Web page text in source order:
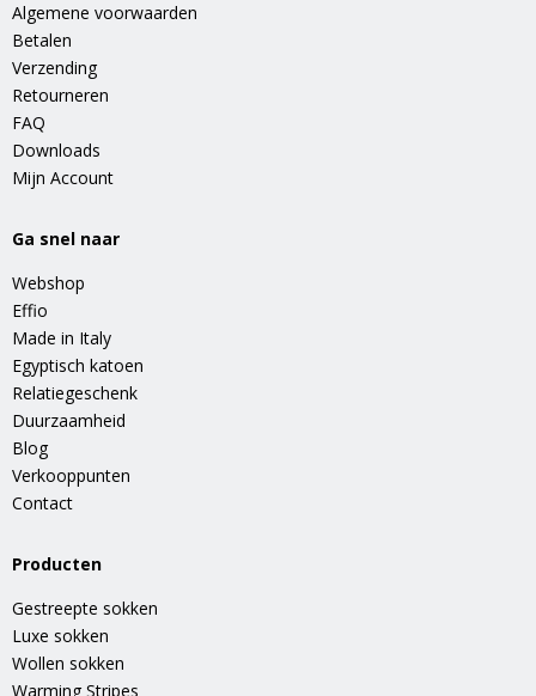
Algemene voorwaarden
Betalen
Verzending
Retourneren
FAQ
Downloads
Mijn Account
Ga snel naar
Webshop
Effio
Made in Italy
Egyptisch katoen
Relatiegeschenk
Duurzaamheid
Blog
Verkooppunten
Contact
Producten
Gestreepte sokken
Luxe sokken
Wollen sokken
Warming Stripes